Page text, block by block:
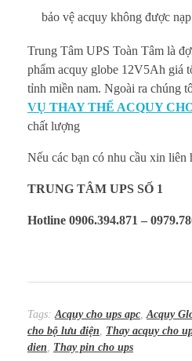
bảo vệ acquy không được
Trung Tâm UPS Toàn Tâm là
phẩm acquy globe 12V5Ah giá
tỉnh miền nam. Ngoài ra chúng
VỤ THAY THẾ ACQUY
chất lượng
Nếu các bạn có nhu cầu xin liên
TRUNG TÂM UPS SỐ 1
Hotline 0906.394.871 –
Tags:Acquy cho ups apc,Acquy
cho bộ lưu điện, Thay acquy cho
dien, Thay pin cho ups